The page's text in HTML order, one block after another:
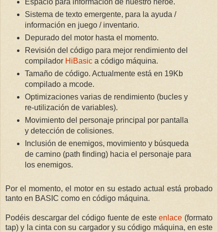
Espacio para información de nuestro héroe.
Sistema de texto emergente, para la ayuda /
información en juego / inventario.
Depurado del motor hasta el momento.
Revisión del código para mejor rendimiento del
compilador HiBasica código máquina.
Tamaño de código. Actualmente está en 19Kb
compilado a mcode.
Optimizaciones varias de rendimiento (bucles y
re-utilización de variables).
Movimiento del personaje principal por pantalla
y detección de colisiones.
Inclusión de enemigos, movimiento y búsqueda
de camino (path finding) hacia el personaje para
los enemigos.
Por el momento, el motor en su estado actual está probado
tanto en BASIC como en código máquina.
Podéis descargar del código fuente de esteenlace (formato
tap) y la cinta con su cargador y su código máquina, en este